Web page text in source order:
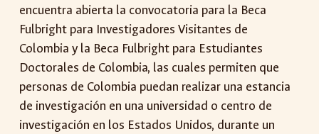
encuentra abierta la convocatoria para la Beca
Fulbright para Investigadores Visitantes de
Colombia y la Beca Fulbright para Estudiantes
Doctorales de Colombia, las cuales permiten que
personas de Colombia puedan realizar una estancia
de investigación en una universidad o centro de
investigación en los Estados Unidos, durante un